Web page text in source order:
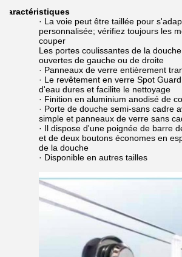
Caractéristiques
· La voie peut être taillée pour
personnalisée; vérifiez toujours les
couper
Les portes coulissantes de la
ouvertes de gauche ou de droite
· Panneaux de verre entièrement
· Le revêtement en verre Spot
d'eau dures et facilite le nettoyage
· Finition en aluminium anodisé de
· Porte de douche semi-sans cadre
simple et panneaux de verre sans
· Il dispose d'une poignée de barre
et de deux boutons économes en
de la douche
· Disponible en autres tailles